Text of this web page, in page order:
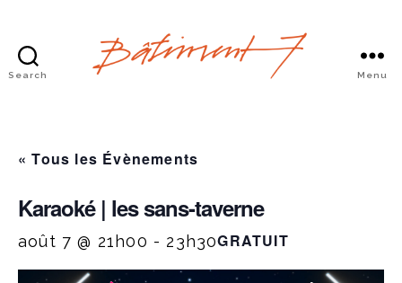
Search Menu
« Tous les Évènements
Karaoké | les sans-taverne
août 7 @ 21h00 - 23h30GRATUIT